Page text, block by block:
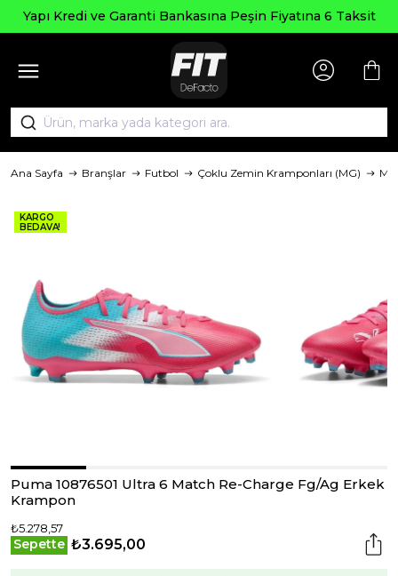
ve Garanti Bankasına Peşin Fiyatına 6 Taksit
Ana Sayfa Branşlar Futbol Çoklu Zemin Kramponları (MG)
KARGO
BEDAVA!
Puma 10876501 Ultra 6 Match Re-Charge Fg/Ag Erkek
Krampon
₺5.278,57
Sepette ₺3.695,00